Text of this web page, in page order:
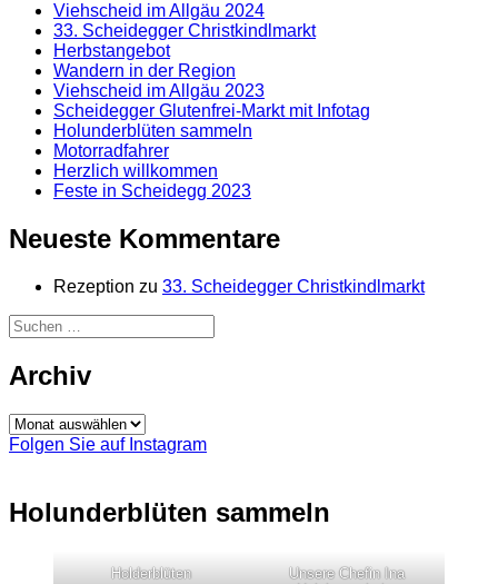
Viehscheid im Allgäu 2024
33. Scheidegger Christkindlmarkt
Herbstangebot
Wandern in der Region
Viehscheid im Allgäu 2023
Scheidegger Glutenfrei-Markt mit Infotag
Holunderblüten sammeln
Motorradfahrer
Herzlich willkommen
Feste in Scheidegg 2023
Neueste Kommentare
Rezeption zu 33. Scheidegger Christkindlmarkt
Suchen
nach:
Archiv
Archiv
Folgen Sie auf Instagram
Holunderblüten sammeln
Holderblüten
Unsere Chefin Ina